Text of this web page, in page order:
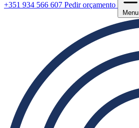
+351 934 566 607 Pedir orçamento
Menu